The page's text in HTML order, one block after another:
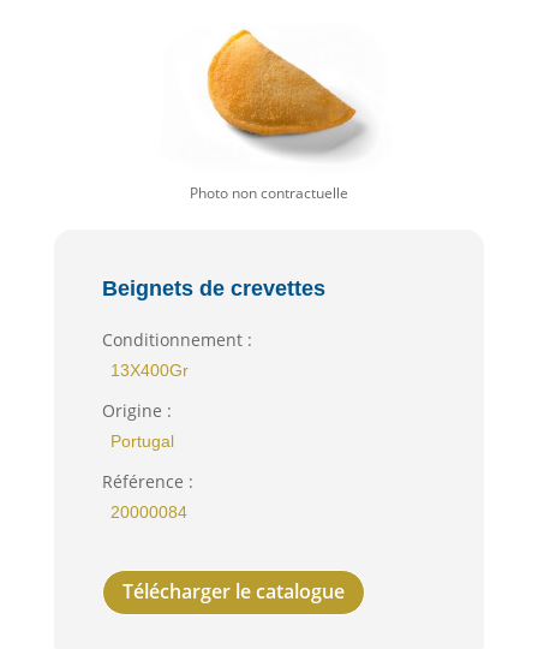
Beignets de crevettes
Conditionnement :
13X400Gr
Origine :
Portugal
Référence :
20000084
Télécharger le catalogue